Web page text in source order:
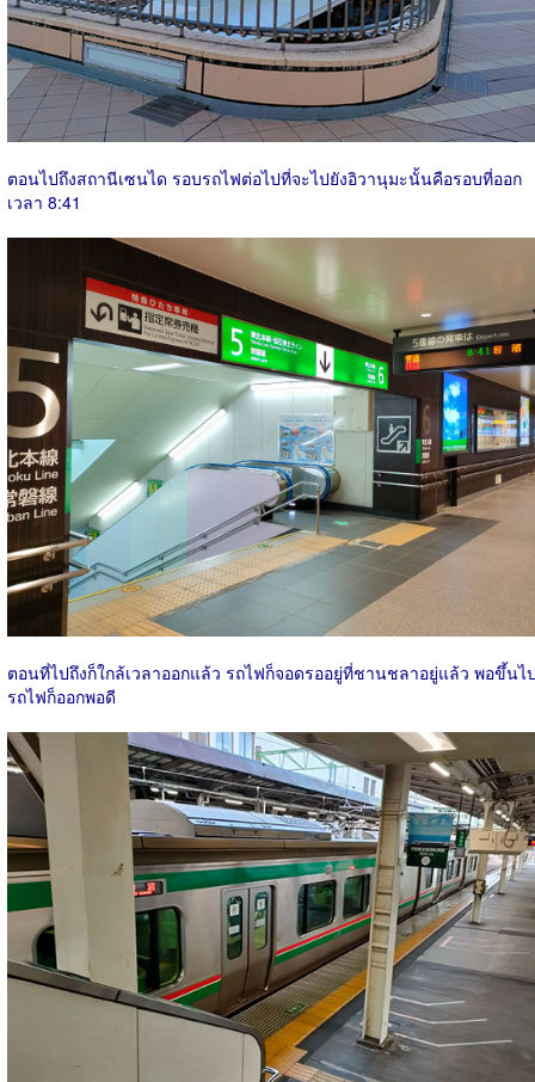
ตอนไปถึงสถานีเซนได รอบรถไฟต่อไปที่จะไปยังอิวานุมะนั้นคือรอบที่ออก
เวลา 8:41
ตอนที่ไปถึงก็ใกล้เวลาออกแล้ว รถไฟก็จอดรออยู่ที่ชานชลาอยู่แล้ว พอขึ้นไ
รถไฟก็ออกพอดี